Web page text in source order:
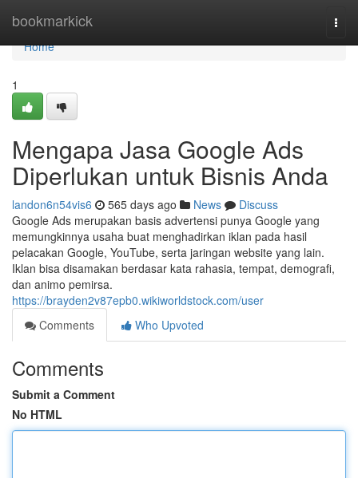
bookmarkick
Home
Home
1
Mengapa Jasa Google Ads
Diperlukan untuk Bisnis Anda
landon6n54vis6 565 days ago News
Discuss
Google Ads merupakan basis advertensi punya Google yang
memungkinnya usaha buat menghadirkan iklan pada hasil
pelacakan Google, YouTube, serta jaringan website yang lain.
Iklan bisa disamakan berdasar kata rahasia, tempat, demografi,
dan animo pemirsa.
https://brayden2v87epb0.wikiworldstock.com/user
Comments
Who Upvoted
Comments
Submit a Comment
No HTML